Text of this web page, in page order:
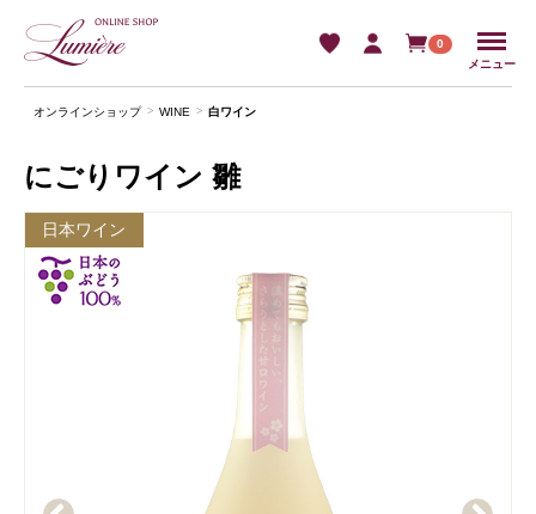
0
メニュー
オンラインショップ WINE ⽩ワイン
にごりワイン 雛
日本ワイン